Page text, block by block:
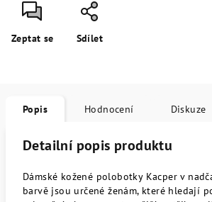
Zeptat se Sdílet
Popis Hodnocení Diskuze
Detailní popis produktu
Dámské kožené polobotky Kacper v
barvě jsou určené ženám, které hledají